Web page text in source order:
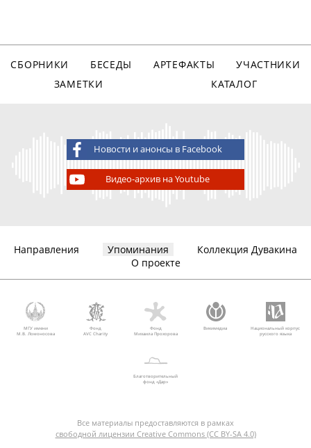
СБОРНИКИ БЕСЕДЫ АРТЕФАКТЫ
УЧАСТНИКИ
ЗАМЕТКИ
КАТАЛОГ
Новости и анонсы в Facebook
Видео-архив на Youtube
Направления Упоминания
Коллекция Дувакина
О проекте
МГУ имени
М.В. Ломоносова
Фонд
AVC Charity
Фонд
Михаила Прохорова
Викимедиа
Национальный корпус
русского языка
Благотворительный
фонд «Дар»
Все материалы предоставляются в рамках
свободной лицензии Creative Commons (CC BY-SA 4.0)